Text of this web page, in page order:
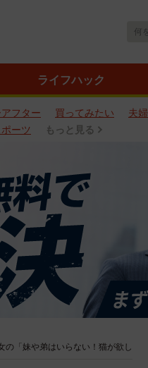
ライフハック
フター 買ってみたい 夫婦
ポーツ もっと見る
「妹や弟はいらない！猫が欲し